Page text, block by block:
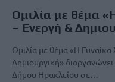
Ομιλία με θέμα
– Ενεργή &
Ομιλία με θέμα «Η Γυναίκα
Δημιουργική»
Δήμου Ηρακλείου σε…